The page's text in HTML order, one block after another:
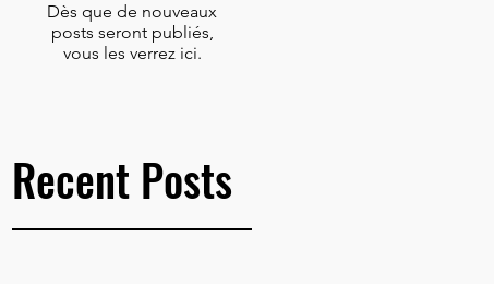
Dès que de nouveaux
posts seront publiés,
vous les verrez ici.
Recent Posts